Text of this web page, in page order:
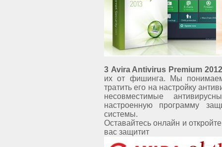
3 Avira Antivirus Premium 2012
их от фишинга. Мы
тратить его на настройку
несовместимые
настроенную программу
системы.
Оставайтесь онлайн и
вас защитит